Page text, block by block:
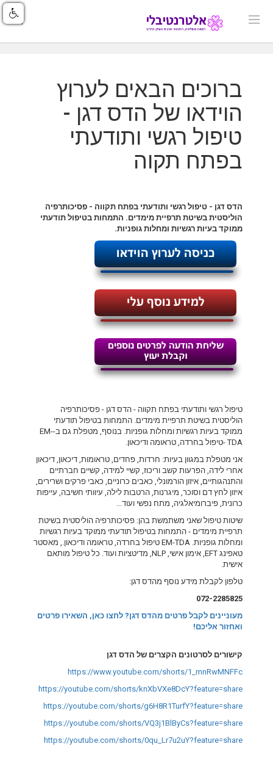
ברוכים הבאים לערוץ
הוידאו של הדס דגן -
טיפול רגשי ותודעתי
בפתח תקוה
הדס דגן - טיפול רגשי ותודעתי בפתח תקווה - פסיכותרפיה
הוליסטית בשיטת תרפיית מימדים. התמחות בטיפול תודעתי
ממוקד בעיות רגשיות ומחלות גופניות.
טיפול רגשי ותודעתי בפתח תקווה - הדס דגן - פסיכותרפיה
הוליסטית בשיטת תרפיית מימדים. התמחות בטיפול תודעתי
ממוקד בעיות רגשיות ומחלות גופניות. בנוסף, מטפלת גם ב-EM-
TDA -טיפול בחרדה, טראומה ודיכאון.
אני מטפלת במגוון בעיות: חרדות, פחדים, טראומות, דיכאון, דיכאון
אחרי לידה, הפרעות קשב וריכוז, קשיי למידה, קשיים חברתיים
והתנהגותיים, איזון הורמונלי, כאבים כרוניים, כאבי פרקים ושרירים,
איזון לחץ דם וסוכר, מיגרנות, הרטבות לילה, עיוותי חשיבה, עייפות
כרונית, פיברומיאלגיה, מתח נפשי ועוד...
שיטות טיפול שאני משתמשת בהן: פסיכותרפיה הוליסטית בשיטת
תרפיית מימדים - התמחות בטיפול תודעתי ממוקד בעיות רגשיות
ומחלות גופניות. EM-TDA טיפול בחרדה, טראומה ודיכאון., מאסטר
טאפינג EFT, אימון אישי, NLP, מדיטציות ועוד. כל טיפול מותאם
אישית.
טלפון לקבלת מידע נוסף מהדס דגן:
072-2285825
מעוניינים לקבל פרטים מהדס דגן? לחצו כאן, השאירו פרטים
ואחזור אליכם!
קישורים לסרטונים הקצרים של הדס דגן
https://www.youtube.com/shorts/1_mnRwMNFFc
https://youtube.com/shorts/knXbVXe8DcY?feature=share
https://youtube.com/shorts/g6H8R1TurfY?feature=share
https://youtube.com/shorts/VQ3j1BlByCs?feature=share
https://youtube.com/shorts/0qu_Lr7u2uY?feature=share